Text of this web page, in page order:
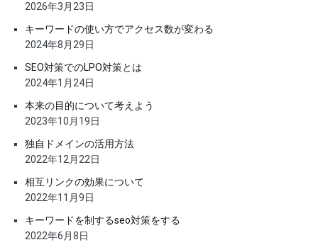
2026年3月23日
キーワードの使い方でアクセス数が変わる
2024年8月29日
SEO対策でのLPO対策とは
2024年1月24日
本来の目的について考えよう
2023年10月19日
独自ドメインの活用方法
2022年12月22日
相互リンクの効果について
2022年11月9日
キーワードを制するseo対策をする
2022年6月8日